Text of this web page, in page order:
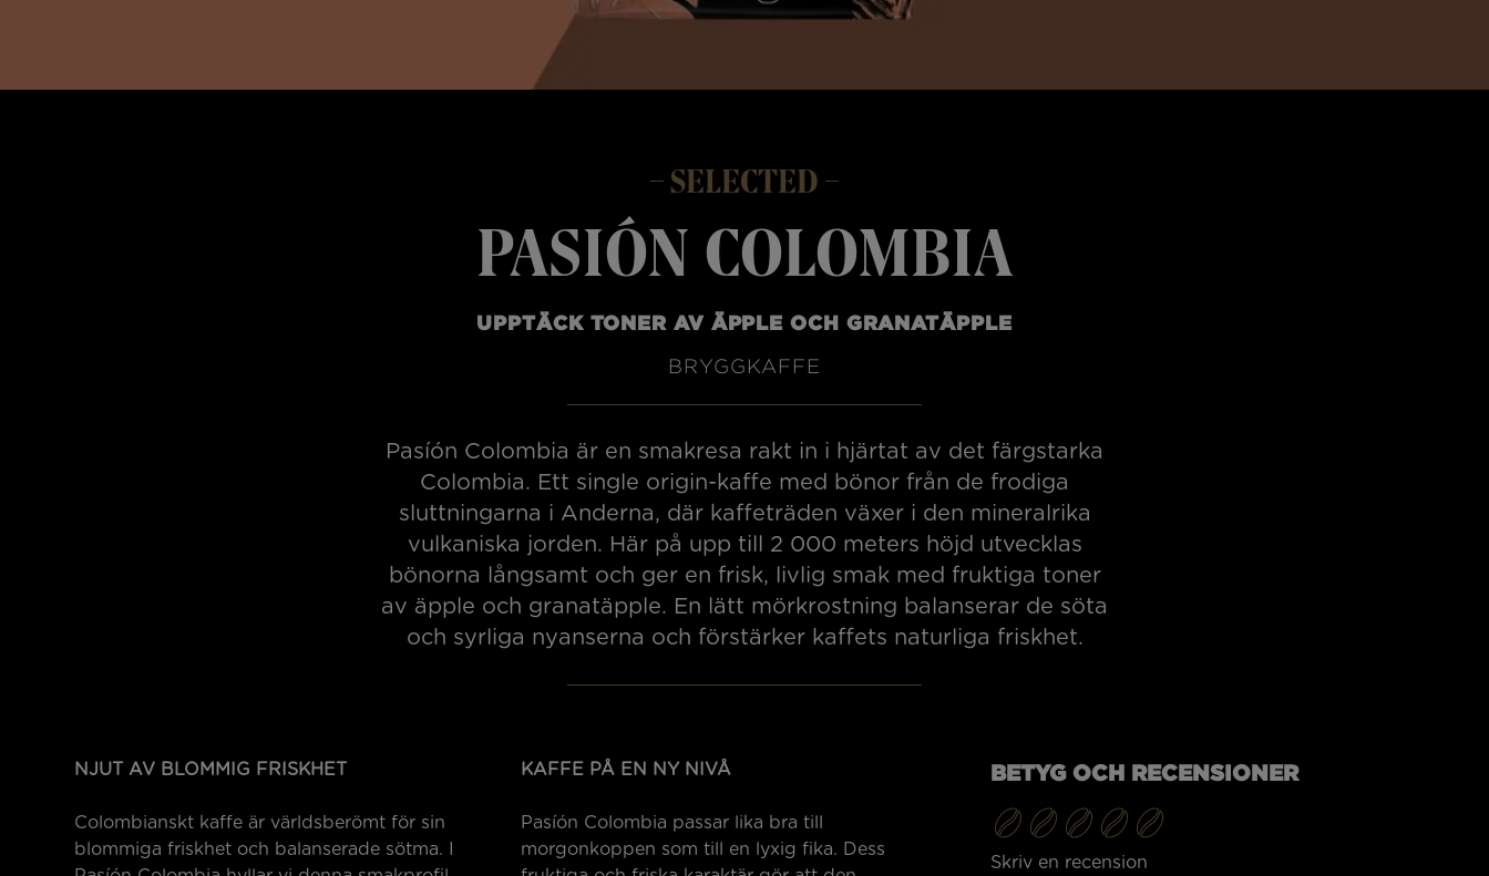
SELECTED
Pasión Colombia
UPPTÄCK TONER AV ÄPPLE OCH GRANATÄPPLE
BRYGGKAFFE
Pasíón Colombia är en smakresa rakt in i hjärtat av det färgstarka
Colombia. Ett single origin-kaffe med bönor från de frodiga
sluttningarna i Anderna, där kaffeträden växer i den mineralrika
vulkaniska jorden. Här på upp till 2 000 meters höjd utvecklas
bönorna långsamt och ger en frisk, livlig smak med fruktiga toner
av äpple och granatäpple. En lätt mörkrostning balanserar de söta
och syrliga nyanserna och förstärker kaffets naturliga friskhet.
NJUT AV BLOMMIG FRISKHET
Colombianskt kaffe är världsberömt för sin
blommiga friskhet och balanserade sötma. I
KAFFE PÅ EN NY NIVÅ
Pasíón Colombia passar lika bra till
morgonkoppen som till en lyxig fika. Dess
BETYG OCH RECENSIONER
Skriv en recension